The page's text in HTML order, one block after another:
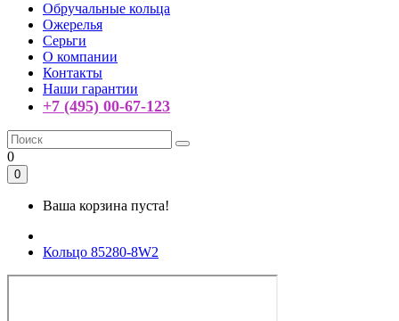
Обручальные кольца
Ожерелья
Серьги
О компании
Контакты
Наши гарантии
+7 (495) 00-67-123
0
0
Ваша корзина пуста!
Кольцо 85280-8W2